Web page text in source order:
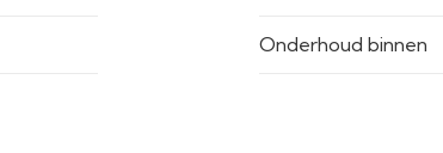
Onderhoud binnen